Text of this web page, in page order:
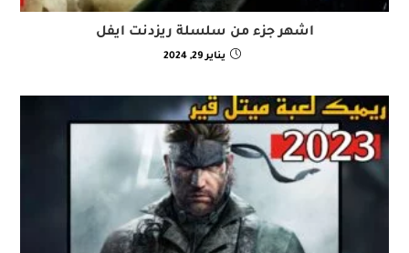
اشهر جزء من سلسلة ريزدنت ايفل
يناير 29, 2024